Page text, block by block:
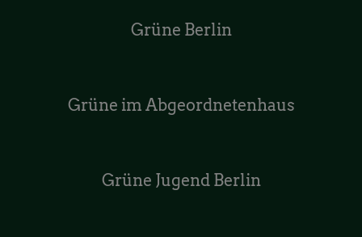
Grüne Berlin
Grüne im Abgeordnetenhaus
Grüne Jugend Berlin